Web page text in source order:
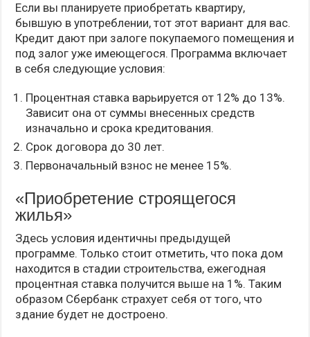
Если вы планируете приобретать квартиру,
бывшую в употреблении, тот этот вариант для вас.
Кредит дают при залоге покупаемого помещения и
под залог уже имеющегося. Программа включает
в себя следующие условия:
Процентная ставка варьируется от 12% до 13%.
Зависит она от суммы внесенных средств
изначально и срока кредитования.
Срок договора до 30 лет.
Первоначальный взнос не менее 15%.
«Приобретение строящегося
жилья»
Здесь условия идентичны предыдущей
программе. Только стоит отметить, что пока дом
находится в стадии строительства, ежегодная
процентная ставка получится выше на 1%. Таким
образом Сбербанк страхует себя от того, что
здание будет не достроено.